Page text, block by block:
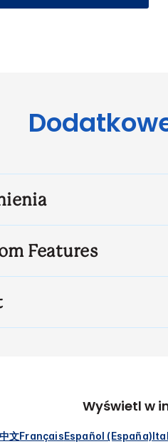
Features
Wyświetl w
中文FrançaisEspañol (España)